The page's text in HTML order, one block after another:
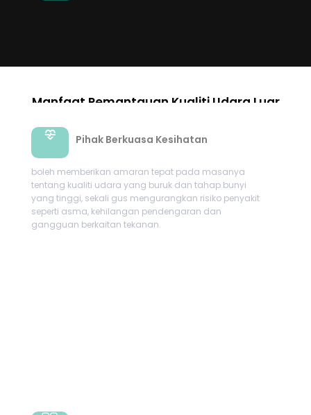
Manfaat Pemantauan Kualiti Udara Luar
Pihak Berkuasa Kesihatan
boleh memberikan amaran tepat pada masanya
tentang kualiti udara yang buruk dan tahap bunyi
yang tinggi, sekali gus mengurangkan risiko penyakit
seperti asma, kehilangan pendengaran dan
gangguan berkaitan tekanan.